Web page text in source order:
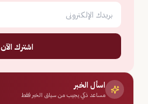
اشترك الآن
اسأل الخبر
مساعد ذكي يجيب من سياق الخبر فقط